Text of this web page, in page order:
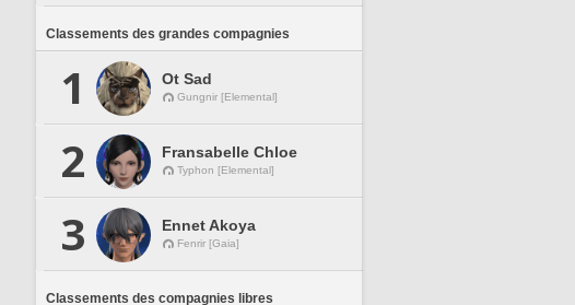
Classements des grandes compagnies
1 Ot Sad
Gungnir [Elemental]
2 Fransabelle Chloe
Typhon [Elemental]
3 Ennet Akoya
Fenrir [Gaia]
Classements des compagnies libres